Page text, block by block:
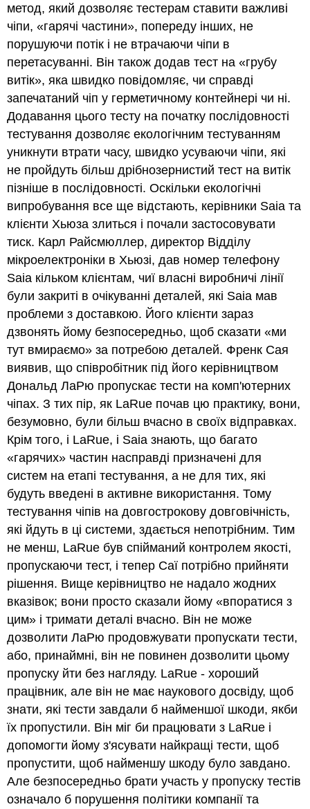
метод, який дозволяє тестерам ставити важливі
чіпи, «гарячі частини», попереду інших, не
порушуючи потік і не втрачаючи чіпи в
перетасуванні. Він також додав тест на «грубу
витік», яка швидко повідомляє, чи справді
запечатаний чіп у герметичному контейнері чи ні.
Додавання цього тесту на початку послідовності
тестування дозволяє екологічним тестуванням
уникнути втрати часу, швидко усуваючи чіпи, які
не пройдуть більш дрібнозернистий тест на витік
пізніше в послідовності. Оскільки екологічні
випробування все ще відстають, керівники Saia та
клієнти Хьюза злиться і почали застосовувати
тиск. Карл Райсмюллер, директор Відділу
мікроелектроніки в Хьюзі, дав номер телефону
Saia кільком клієнтам, чиї власні виробничі лінії
були закриті в очікуванні деталей, які Saia мав
проблеми з доставкою. Його клієнти зараз
дзвонять йому безпосередньо, щоб сказати «ми
тут вмираємо» за потребою деталей. Френк Сая
виявив, що співробітник під його керівництвом
Дональд ЛаРю пропускає тести на комп'ютерних
чіпах. З тих пір, як LaRue почав цю практику, вони,
безумовно, були більш вчасно в своїх відправках.
Крім того, і LaRue, і Saia знають, що багато
«гарячих» частин насправді призначені для
систем на етапі тестування, а не для тих, які
будуть введені в активне використання. Тому
тестування чіпів на довгострокову довговічність,
які йдуть в ці системи, здається непотрібним. Тим
не менш, LaRue був спійманий контролем якості,
пропускаючи тест, і тепер Саї потрібно прийняти
рішення. Вище керівництво не надало жодних
вказівок; вони просто сказали йому «впоратися з
цим» і тримати деталі вчасно. Він не може
дозволити ЛаРю продовжувати пропускати тести,
або, принаймні, він не повинен дозволити цьому
пропуску йти без нагляду. LaRue - хороший
працівник, але він не має наукового досвіду, щоб
знати, які тести завдали б найменшої шкоди, якби
їх пропустили. Він міг би працювати з LaRue і
допомогти йому з'ясувати найкращі тести, щоб
пропустити, щоб найменшу шкоду було завдано.
Але безпосередньо брати участь у пропуску тестів
означало б порушення політики компанії та